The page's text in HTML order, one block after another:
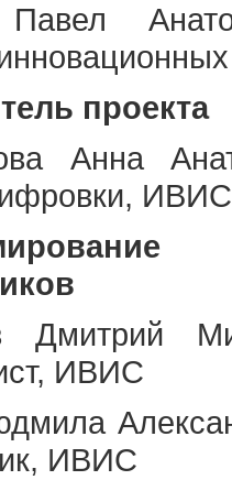
проекта
Анна
ИВИС
Дмитрий
ИВИС
ИВИС